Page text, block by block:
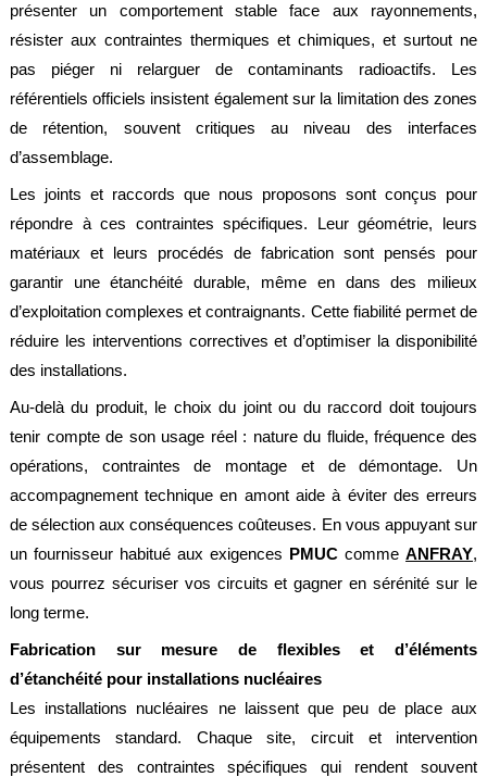
présenter un comportement stable face aux rayonnements,
résister aux contraintes thermiques et chimiques, et surtout ne
pas piéger ni relarguer de contaminants radioactifs. Les
référentiels officiels insistent également sur la limitation des zones
de rétention, souvent critiques au niveau des interfaces
d’assemblage.
Les joints et raccords que nous proposons sont conçus pour
répondre à ces contraintes spécifiques. Leur géométrie, leurs
matériaux et leurs procédés de fabrication sont pensés pour
garantir une étanchéité durable, même en dans des milieux
d’exploitation complexes et contraignants. Cette fiabilité permet de
réduire les interventions correctives et d’optimiser la disponibilité
des installations.
Au-delà du produit, le choix du joint ou du raccord doit toujours
tenir compte de son usage réel : nature du fluide, fréquence des
opérations, contraintes de montage et de démontage. Un
accompagnement technique en amont aide à éviter des erreurs
de sélection aux conséquences coûteuses. En vous appuyant sur
un fournisseur habitué aux exigences PMUCcommeANFRAY,
vous pourrez sécuriser vos circuits et gagner en sérénité sur le
long terme.
Fabrication sur mesure de flexibles et d’éléments
d’étanchéité pour installations nucléaires
Les installations nucléaires ne laissent que peu de place aux
équipements standard. Chaque site, circuit et intervention
présentent des contraintes spécifiques qui rendent souvent